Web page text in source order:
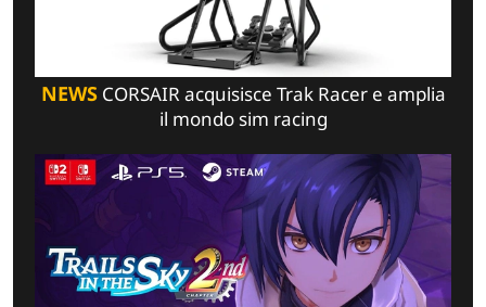
NEWSCORSAIR acquisisce Trak Racer e amplia
il mondo sim racing